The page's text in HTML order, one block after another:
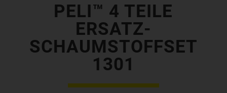
PELI™ 4 TEILE
ERSATZ-
SCHAUMSTOFFSET
1301